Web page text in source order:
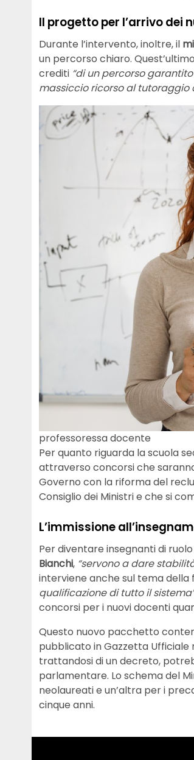
Il progetto per l’arrivo dei
Durante l’intervento, inoltre, il
un percorso chiaro.
crediti “di un percorso
massiccio ricorso al tutoraggio
professoressa docente
Per quanto riguarda la scuola
attraverso concorsi che
Governo con la riforma del
Consiglio dei Ministri e che si
L’immissione
Per diventare insegnanti di
Bianchi, “servono a dare
interviene anche sul tema della
qualificazione di tutto il
concorsi per i nuovi docenti
Questo nuovo pacchetto
pubblicato in Gazzetta
trattandosi di un decreto,
parlamentare. Lo schema del
neolaureati e un’altra per i
cinque anni.